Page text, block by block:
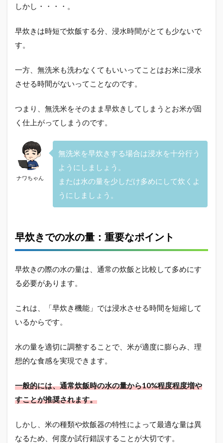
しかし・・・・。
早炊きは時短で炊飯する分、浸水時間がとても少ないで
す。
一方、無洗米も洗わなくてもいいってことはお米に浸水
させる時間がないってことなのです。
つまり、無洗米をそのまま早炊きしてしまうとお米が固
く仕上がってしまうのです。
ナワちゃん
無洗米を早炊きする場合は浸水を十分行う
ようにしましょう。
または水の量を少しだけ多めにして炊くよ
うにしましょう。
早炊きでの水の量：重要なポイント
早炊きの際の水の量は、通常の炊飯と比較して多めにす
る必要があります。
これは、「早炊き機能」では浸水させる時間を短縮して
いるからです。
水の量を適切に調整することで、米が適度に膨らみ、理
想的な食感を実現できます。
一般的には、通常炊飯時の水の量から10%程度程度増や
すことが推奨されます。
しかし、米の種類や炊飯器の特性によって最適な量は異
なるため、何度か試行錯誤することが大切です。